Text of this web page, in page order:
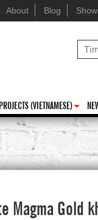
About Blog
+
PROJECTS (VIETNAMESE)
Magma Gold